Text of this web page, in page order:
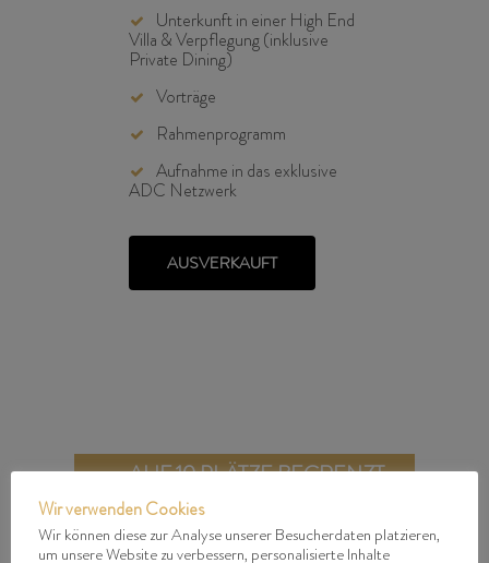
Unterkunft in einer High End
Villa & Verpflegung (inklusive
Private Dining)
Vorträge
Rahmenprogramm
Aufnahme in das exklusive
ADC Netzwerk
AUSVERKAUFT
AUF 10 PLÄTZE BEGRENZT
Wir verwenden Cookies
Wir können diese zur Analyse unserer Besucherdaten platzieren,
um unsere Website zu verbessern, personalisierte Inhalte